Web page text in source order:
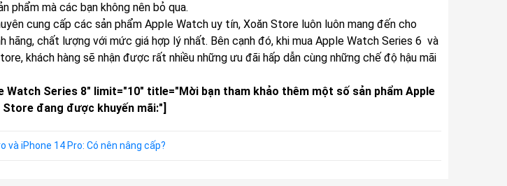
phẩm mà các bạn không nên bỏ qua.
cung cấp các sản phẩm Apple Watch uy tín, Xoăn Store luôn luôn mang đến cho
hãng, chất lượng với mức giá hợp lý nhất. Bên cạnh đó, khi mua Apple Watch Series 6 và
khách hàng sẽ nhận được rất nhiều những ưu đãi hấp dẫn cùng những chế độ hậu mãi
Watch Series 8" limit="10" title="Mời bạn tham khảo thêm một số sản phẩm Apple
đang được khuyến mãi:"]
và iPhone 14 Pro: Có nên nâng cấp?